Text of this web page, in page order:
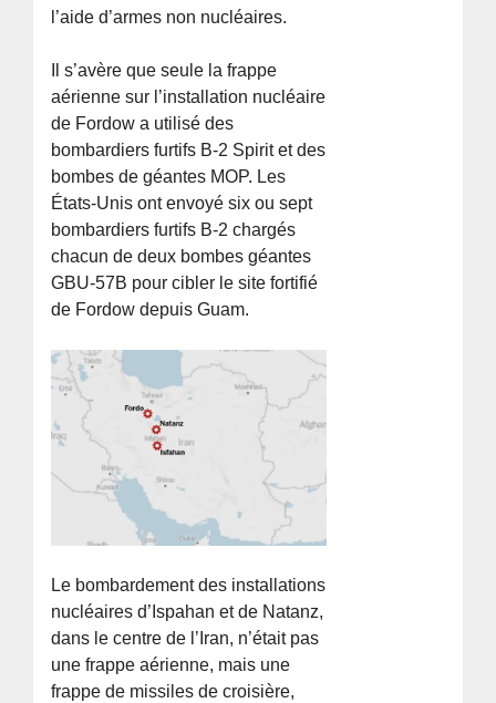
l’aide d’armes non nucléaires.
Il s’avère que seule la frappe
aérienne sur l’installation nucléaire
de Fordow a utilisé des
bombardiers furtifs B-2 Spirit et des
bombes de géantes MOP. Les
États-Unis ont envoyé six ou sept
bombardiers furtifs B-2 chargés
chacun de deux bombes géantes
GBU-57B pour cibler le site fortifié
de Fordow depuis Guam.
Le bombardement des installations
nucléaires d’Ispahan et de Natanz,
dans le centre de l’Iran, n’était pas
une frappe aérienne, mais une
frappe de missiles de croisière,